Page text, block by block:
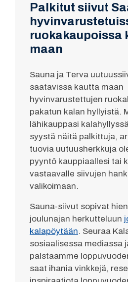
Palkitut siivut
ruokakaupoissa
maan
Sauna ja Terva
saatavissa kautta maan
hyvinvarustettujen
pakatun kalan hyllyistä.
lähikauppasi
syystä näitä palkittuja,
tuovia uutuusherkkuja
pyyntö kauppiaallesi tai
vastaavalle siivujen
valikoimaan.
Sauna-siivut sopivat
joulunajan herkutteluun
kalapöytään. Seuraa
sosiaalisessa mediassa
palstaamme
saat ihania vinkkejä,